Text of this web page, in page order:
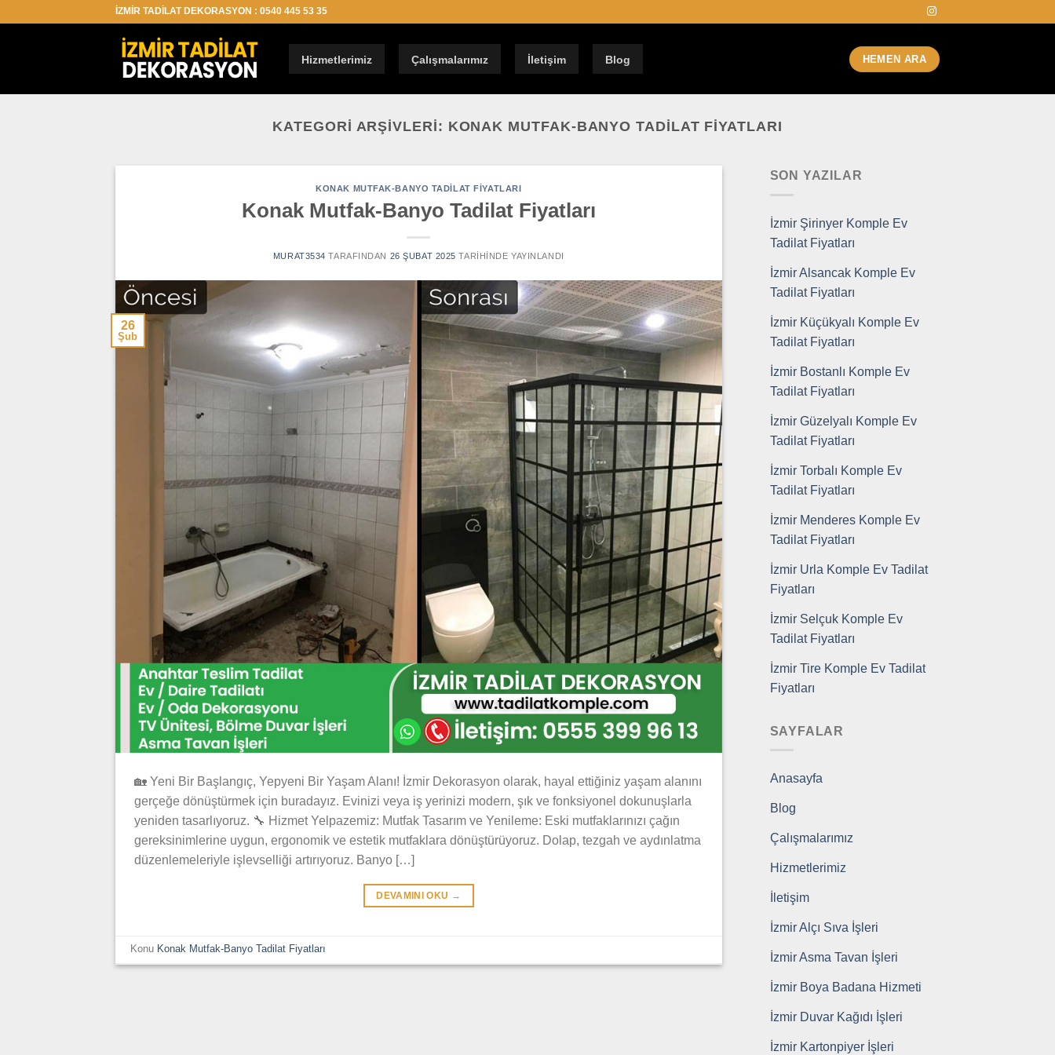
İZMİR TADİLAT DEKORASYON : 0540 445 53 35
Hizmetlerimiz Çalışmalarımız İletişim Blog HEMEN ARA
KATEGORI ARŞIVLERI: KONAK MUTFAK-BANYO TADILAT FIYATLARI
KONAK MUTFAK-BANYO TADILAT FIYATLARI
Konak Mutfak-Banyo Tadilat Fiyatları
MURAT3534 TARAFINDAN 26 ŞUBAT 2025 TARIHINDE YAYINLANDI
26
Şub
🏡 Yeni Bir Başlangıç, Yepyeni Bir Yaşam Alanı! İzmir Dekorasyon olarak, hayal ettiğiniz yaşam alanını
gerçeğe dönüştürmek için buradayız. Evinizi veya iş yerinizi modern, şık ve fonksiyonel dokunuşlarla
yeniden tasarlıyoruz. 🔧 Hizmet Yelpazemiz: Mutfak Tasarım ve Yenileme: Eski mutfaklarınızı çağın
gereksinimlerine uygun, ergonomik ve estetik mutfaklara dönüştürüyoruz. Dolap, tezgah ve aydınlatma
düzenlemeleriyle işlevselliği artırıyoruz. Banyo […]
DEVAMINI OKU →
Konu Konak Mutfak-Banyo Tadilat Fiyatları
SON YAZILAR
İzmir Şirinyer Komple Ev
Tadilat Fiyatları
İzmir Alsancak Komple Ev
Tadilat Fiyatları
İzmir Küçükyalı Komple Ev
Tadilat Fiyatları
İzmir Bostanlı Komple Ev
Tadilat Fiyatları
İzmir Güzelyalı Komple Ev
Tadilat Fiyatları
İzmir Torbalı Komple Ev
Tadilat Fiyatları
İzmir Menderes Komple Ev
Tadilat Fiyatları
İzmir Urla Komple Ev Tadilat
Fiyatları
İzmir Selçuk Komple Ev
Tadilat Fiyatları
İzmir Tire Komple Ev Tadilat
Fiyatları
SAYFALAR
Anasayfa
Blog
Çalışmalarımız
Hizmetlerimiz
İletişim
İzmir Alçı Sıva İşleri
İzmir Asma Tavan İşleri
İzmir Boya Badana Hizmeti
İzmir Duvar Kağıdı İşleri
İzmir Kartonpiyer İşleri